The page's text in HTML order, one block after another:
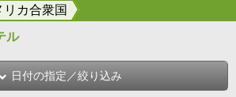
リカ合衆国
ル
日付の指定／絞り込み